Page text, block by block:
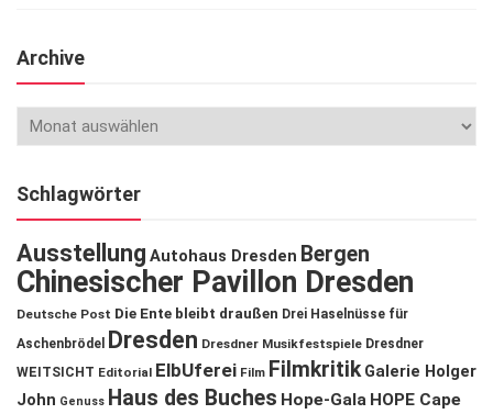
Archive
Schlagwörter
Ausstellung Autohaus Dresden Bergen
Chinesischer Pavillon Dresden
Deutsche Post Die Ente bleibt draußen Drei Haselnüsse für
Aschenbrödel
Dresden Dresdner Musikfestspiele Dresdner
WEITSICHT Editorial ElbUferei Film Filmkritik Galerie Holger
John Genuss Haus des Buches Hope-Gala HOPE Cape